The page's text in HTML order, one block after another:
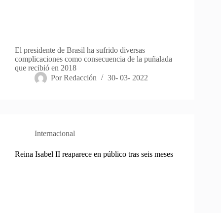
El presidente de Brasil ha sufrido diversas
complicaciones como consecuencia de la puñalada
que recibió en 2018
Por Redacción 30- 03- 2022
Internacional
Reina Isabel II reaparece en público tras seis meses